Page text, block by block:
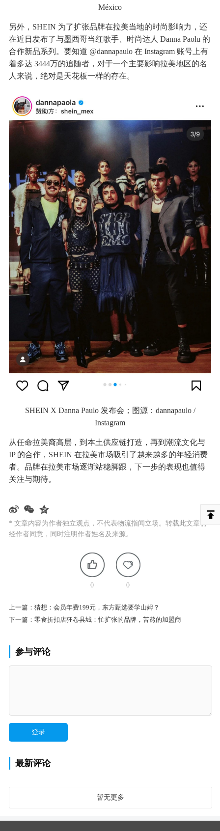
México
另外，SHEIN 为了扩张品牌在拉美当地的时尚影响力，还
在近日发布了与墨西哥当红歌手、时尚达人 Danna Paolu 的
合作新品系列。要知道 @dannapaulo 在 Instagram 账号上有
着多达 3444万的追随者，对于一个主要影响拉美地区的名
人来说，绝对是天花板一样的存在。
SHEIN X Danna Paulo 发布会；图源：dannapaulo /
Instagram
从任命拉美裔高层，到本土供应链打造，再到潮流文化与
IP 的合作，SHEIN 在拉美市场吸引了越来越多的年轻消费
者。品牌在拉美市场逐渐站稳脚跟，下一步的表现也值得
关注与期待。
* 文章内容为作者独立观点，不代表物流指闻立场。转载此文章需
经作者同意，同时注明作者姓名及来源。
0 0
上一篇： 猜想：会员年费199元，东方甄选要学山姆？
下一篇： 零食折扣店狂卷县城：忙扩张的品牌，苦熬的加盟商
参与评论
最新评论
暂无更多